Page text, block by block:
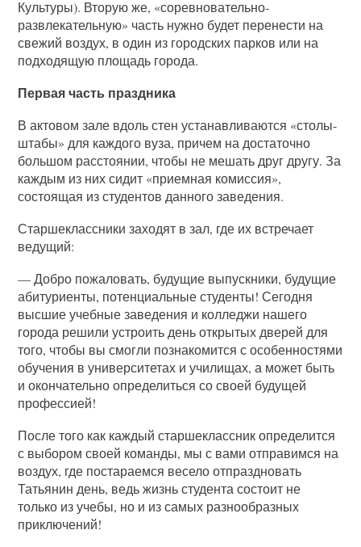
Культуры). Вторую же, «соревновательно-
развлекательную» часть нужно будет перенести на
свежий воздух, в один из городских парков или на
подходящую площадь города.
Первая часть праздника
В актовом зале вдоль стен устанавливаются «столы-
штабы» для каждого вуза, причем на достаточно
большом расстоянии, чтобы не мешать друг другу. За
каждым из них сидит «приемная комиссия»,
состоящая из студентов данного заведения.
Старшеклассники заходят в зал, где их встречает
ведущий:
— Добро пожаловать, будущие выпускники, будущие
абитуриенты, потенциальные студенты! Сегодня
высшие учебные заведения и колледжи нашего
города решили устроить день открытых дверей для
того, чтобы вы смогли познакомится с особенностями
обучения в университетах и училищах, а может быть
и окончательно определиться со своей будущей
профессией!
После того как каждый старшеклассник определится
с выбором своей команды, мы с вами отправимся на
воздух, где постараемся весело отпраздновать
Татьянин день, ведь жизнь студента состоит не
только из учебы, но и из самых разнообразных
приключений!